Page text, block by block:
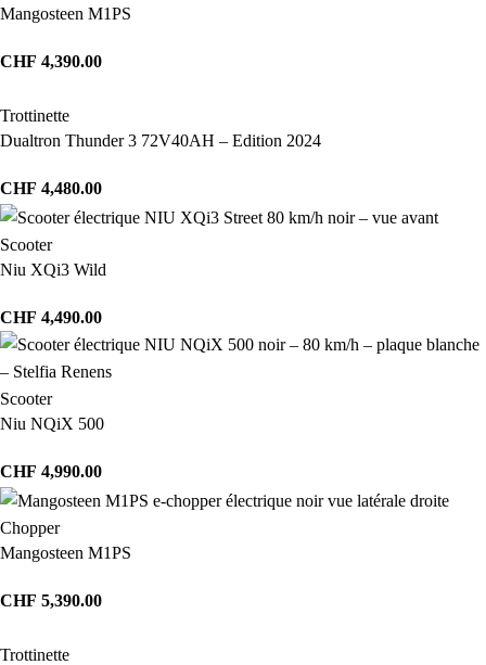
Mangosteen M1PS
CHF 4,390.00
Trottinette
Dualtron Thunder 3 72V40AH – Edition 2024
CHF 4,480.00
Scooter
Niu XQi3 Wild
CHF 4,490.00
Scooter
Niu NQiX 500
CHF 4,990.00
Chopper
Mangosteen M1PS
CHF 5,390.00
Trottinette